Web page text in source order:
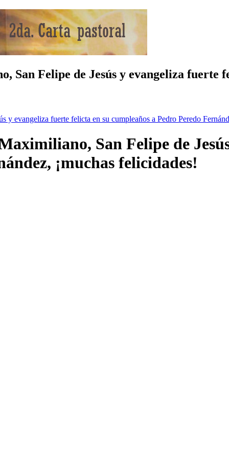
San Felipe de Jesús y evangeliza fuerte
y evangeliza fuerte felicta en su cumpleaños a Pedro Peredo
San Felipe de
¡muchas felicidades!